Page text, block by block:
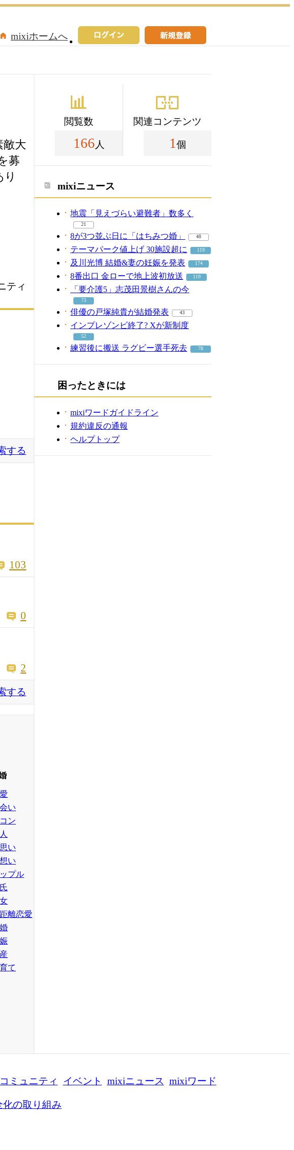
mixiホームへ
敵大
募
ティ
する
103
0
2
する
い
ン
い
い
プル
離恋愛
て
閲覧数
166 人
関連コンテンツ
1 個
mixiニュース
地震「見えづらい避難者」数多く
21
8が3つ並ぶ日に「はちみつ婚」 48
テーマパーク値上げ 30施設超に 119
及川光博 結婚&妻の妊娠を発表 174
8番出口 金ローで地上波初放送 119
「要介護5」志茂田景樹さんの今
73
俳優の戸塚純貴が結婚発表 43
インプレゾンビ終了? Xが新制度
52
練習後に搬送 ラグビー選手死去 78
困ったときには
mixiワードガイドライン
規約違反の通報
ヘルプトップ
ミュニティ イベント mixiニュース mixiワード
化の取り組み